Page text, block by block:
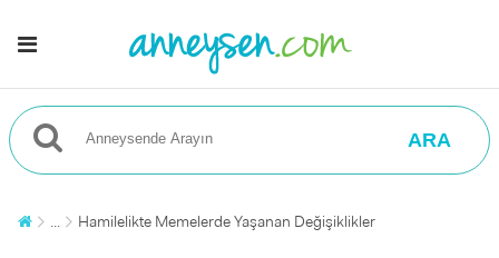
ARA
... Hamilelikte Memelerde Yaşanan Değişiklikler